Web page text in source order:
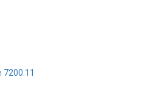
7200.11